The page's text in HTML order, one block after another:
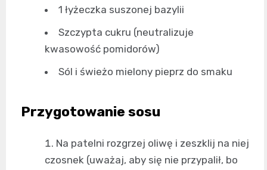
1 łyżeczka suszonej bazylii
Szczypta cukru (neutralizuje
kwasowość pomidorów)
Sól i świeżo mielony pieprz do smaku
Przygotowanie sosu
Na patelni rozgrzej oliwę i zeszklij na niej
czosnek (uważaj, aby się nie przypalił, bo